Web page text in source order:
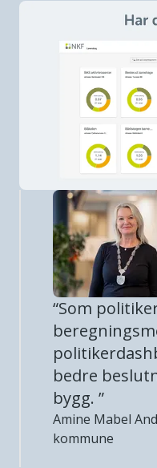
“Som
bedre
bygg. ”
Amine Mabel
kommune